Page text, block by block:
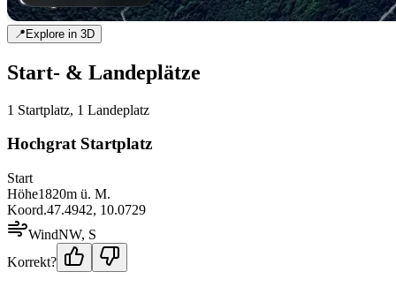
📍Explore in 3D
Start- & Landeplätze
1 Startplatz, 1 Landeplatz
Hochgrat Startplatz
Start
Höhe1820m ü. M.
Koord.47.4942, 10.0729
WindNW, S
Korrekt?